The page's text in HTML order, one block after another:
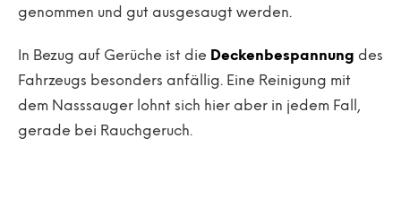
genommen und gut ausgesaugt werden.
In Bezug auf Gerüche ist die Deckenbespannung des
Fahrzeugs besonders anfällig. Eine Reinigung mit
dem Nasssauger lohnt sich hier aber in jedem Fall,
gerade bei Rauchgeruch.